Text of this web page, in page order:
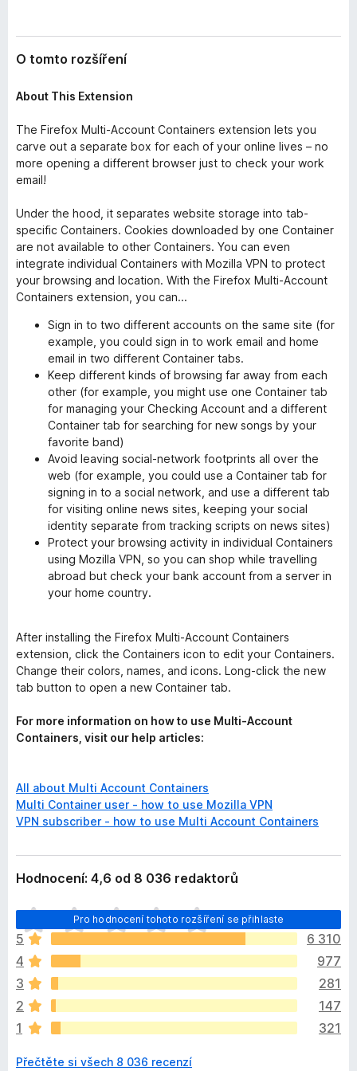
O tomto rozšíření
About This Extension
The Firefox Multi-Account Containers extension lets you
carve out a separate box for each of your online lives – no
more opening a different browser just to check your work
email!
Under the hood, it separates website storage into tab-
specific Containers. Cookies downloaded by one Container
are not available to other Containers. You can even
integrate individual Containers with Mozilla VPN to protect
your browsing and location. With the Firefox Multi-Account
Containers extension, you can...
Sign in to two different accounts on the same site (for
example, you could sign in to work email and home
email in two different Container tabs.
Keep different kinds of browsing far away from each
other (for example, you might use one Container tab
for managing your Checking Account and a different
Container tab for searching for new songs by your
favorite band)
Avoid leaving social-network footprints all over the
web (for example, you could use a Container tab for
signing in to a social network, and use a different tab
for visiting online news sites, keeping your social
identity separate from tracking scripts on news sites)
Protect your browsing activity in individual Containers
using Mozilla VPN, so you can shop while travelling
abroad but check your bank account from a server in
your home country.
After installing the Firefox Multi-Account Containers
extension, click the Containers icon to edit your Containers.
Change their colors, names, and icons. Long-click the new
tab button to open a new Container tab.
For more information on how to use Multi-Account
Containers, visit our help articles:
All about Multi Account Containers
Multi Container user - how to use Mozilla VPN
VPN subscriber - how to use Multi Account Containers
Hodnocení: 4,6 od 8 036 redaktorů
Pro hodnocení tohoto rozšíření se přihlaste
Z
a
t
í
m
n
e
h
d
5
6 310
4
977
3
281
2
147
1
321
Přečtěte si všech 8 036 recenzí